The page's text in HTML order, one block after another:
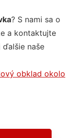
? S nami sa o
a kontaktujte
naše
obklad okolo